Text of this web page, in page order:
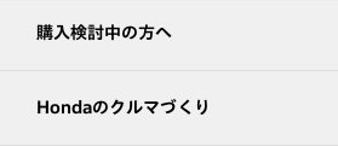
購入検討中の方へ
Hondaのクルマづくり